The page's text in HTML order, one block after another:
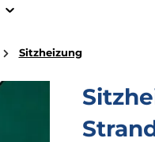
Sitzheizung